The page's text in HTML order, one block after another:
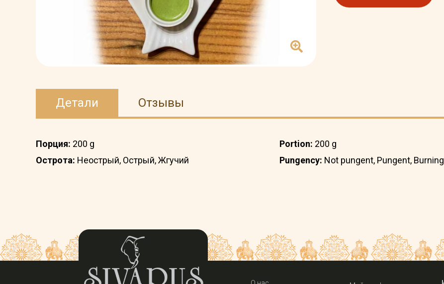
Детали Отзывы
Порция: 200 g
Острота: Неострый, Острый, Жгучий
Portion: 200 g
Pungency: Not pungent, Pungent, Burning